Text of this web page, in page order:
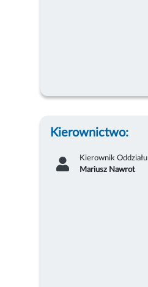
Kierownictwo:
Kierownik Oddziału
Mariusz Nawrot